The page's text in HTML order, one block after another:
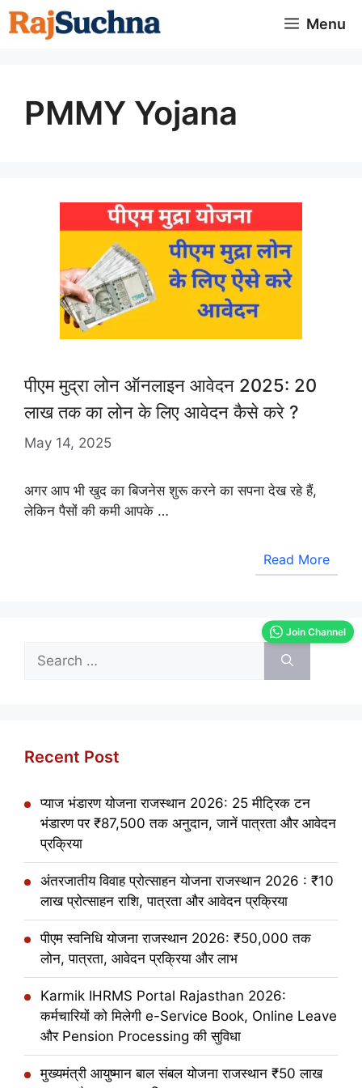
Skip
to
Menu
PMMY Yojana
पीएम मुद्रा लोन ऑनलाइन आवेदन 2025: 20
लाख तक का लोन के लिए आवेदन कैसे करे ?
May 14, 2025
अगर आप भी खुद का बिजनेस शुरू करने का सपना देख रहे हैं,
लेकिन पैसों की कमी आपके …
Read More
Search
for:
Recent Post
प्याज भंडारण योजना राजस्थान 2026: 25 मीट्रिक टन
भंडारण पर ₹87,500 तक अनुदान, जानें पात्रता और आवेदन
प्रक्रिया
अंतरजातीय विवाह प्रोत्साहन योजना राजस्थान 2026 : ₹10
लाख प्रोत्साहन राशि, पात्रता और आवेदन प्रक्रिया
पीएम स्वनिधि योजना राजस्थान 2026: ₹50,000 तक
लोन, पात्रता, आवेदन प्रक्रिया और लाभ
Karmik IHRMS Portal Rajasthan 2026:
कर्मचारियों को मिलेगी e-Service Book, Online Leave
और Pension Processing की सुविधा
मुख्यमंत्री आयुष्मान बाल संबल योजना राजस्थान ₹50 लाख
Join Channel